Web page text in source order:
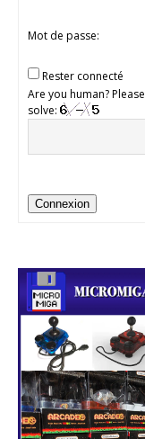
Mot de passe:
Rester connecté
Are you human? Please
solve:
Connexion